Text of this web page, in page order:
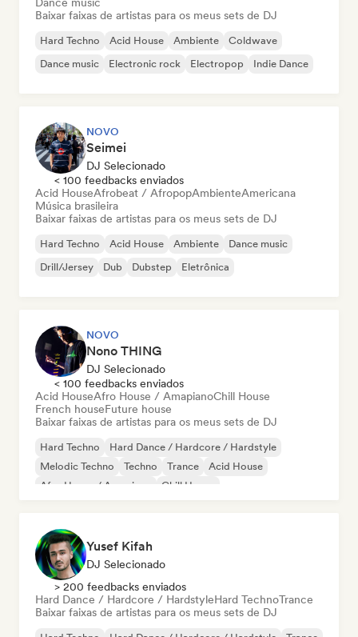
Baixar faixas de artistas para os meus sets de DJ
Hard Techno Acid House Ambiente
Coldwave
Dance music
Electronic rock Electropop Indie Dance
NOVO
Seimei
DJ Selecionado
< 100 feedbacks enviados
Acid HouseAfrobeat / AfropopAmbienteAmericana
Música brasileira
Baixar faixas de artistas para os meus sets de DJ
Hard Techno Acid House Ambiente
Dance music
Drill/Jersey
Dub Dubstep Eletrônica
NOVO
Nono THING
DJ Selecionado
< 100 feedbacks enviados
Acid HouseAfro House / AmapianoChill House
French houseFuture house
Baixar faixas de artistas para os meus sets de DJ
Hard Techno
Hard Dance / Hardcore / Hardstyle
Melodic Techno
Techno Trance
Acid House
Afro House / Amapiano
Chill House
Yusef Kifah
DJ Selecionado
> 200 feedbacks enviados
Hard Dance / Hardcore / HardstyleHard TechnoTrance
Baixar faixas de artistas para os meus sets de DJ